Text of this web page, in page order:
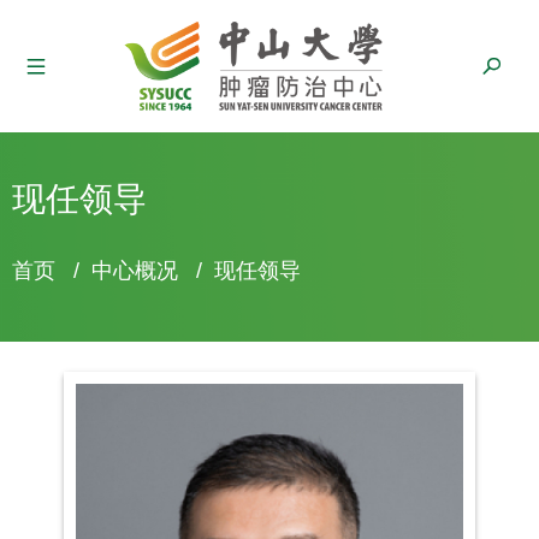
现任领导
面
屑
首页 / 中心概况 / 现任领导